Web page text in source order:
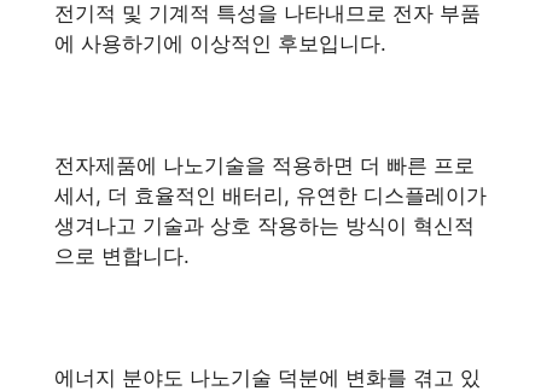
전기적 및 기계적 특성을 나타내므로 전자 부품
에 사용하기에 이상적인 후보입니다.
전자제품에 나노기술을 적용하면 더 빠른 프로
세서, 더 효율적인 배터리, 유연한 디스플레이가
생겨나고 기술과 상호 작용하는 방식이 혁신적
으로 변합니다.
에너지 분야도 나노기술 덕분에 변화를 겪고 있